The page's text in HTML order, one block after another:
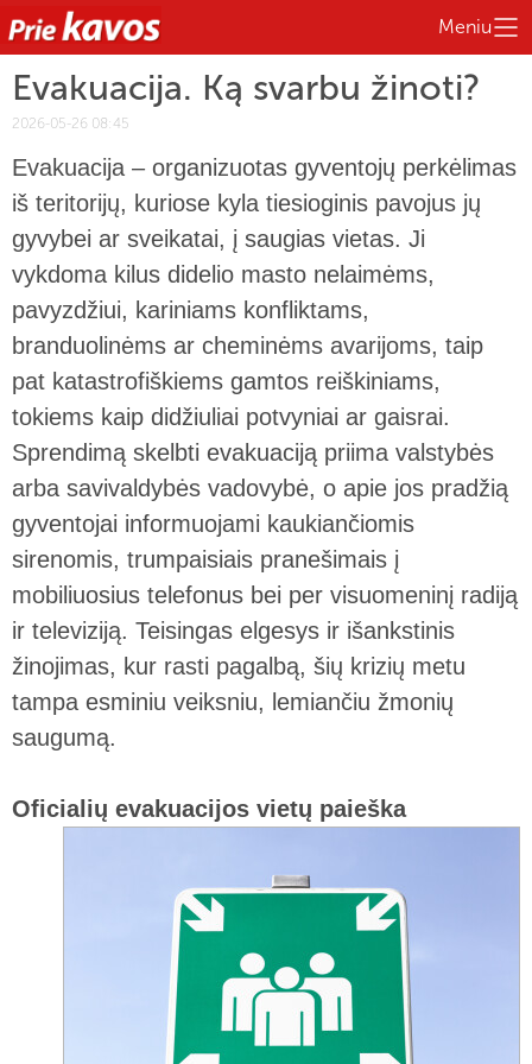
Meniu
Evakuacija. Ką svarbu žinoti?
2026-05-26 08:45
Evakuacija – organizuotas gyventojų perkėlimas
iš teritorijų, kuriose kyla tiesioginis pavojus jų
gyvybei ar sveikatai, į saugias vietas. Ji
vykdoma kilus didelio masto nelaimėms,
pavyzdžiui, kariniams konfliktams,
branduolinėms ar cheminėms avarijoms, taip
pat katastrofiškiems gamtos reiškiniams,
tokiems kaip didžiuliai potvyniai ar gaisrai.
Sprendimą skelbti evakuaciją priima valstybės
arba savivaldybės vadovybė, o apie jos pradžią
gyventojai informuojami kaukiančiomis
sirenomis, trumpaisiais pranešimais į
mobiliuosius telefonus bei per visuomeninį radiją
ir televiziją. Teisingas elgesys ir išankstinis
žinojimas, kur rasti pagalbą, šių krizių metu
tampa esminiu veiksniu, lemiančiu žmonių
saugumą.
Oficialių evakuacijos vietų paieška